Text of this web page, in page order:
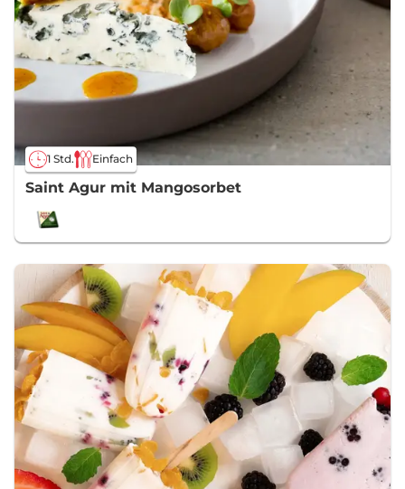
1 Std. Einfach
Saint Agur mit Mangosorbet